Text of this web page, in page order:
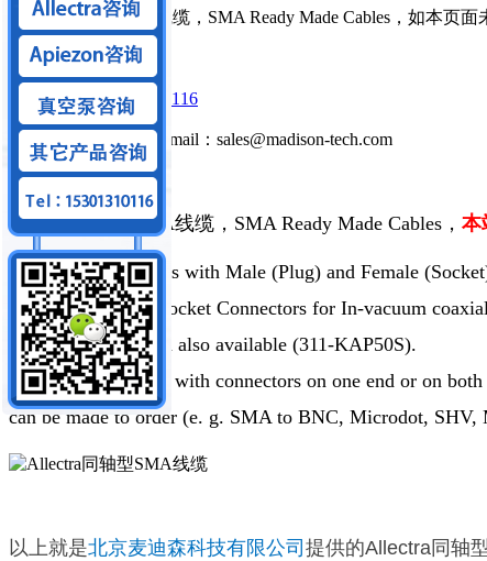
Allectra同轴型SMA线缆，SMA Ready Made Cables，如本页
立即咨询立即咨询
咨询电话 ：15301310116
微信：15301310116 Email：sales@madison-tech.com
产品详情
Allectra同轴型SMA线缆，SMA Ready Made Cables ， 本
Allectra offers cables with Male (Plug) and Female
Use Female UHV Socket Connectors for In-vacuum
A thinner 50 version also available (311-KAP50S).
Cables are available with connectors on one end or on
can be made to order (e. g. SMA to BNC, Microdot, SHV,
以上就是北京麦迪森科技有限公司 提供的Allectra同轴